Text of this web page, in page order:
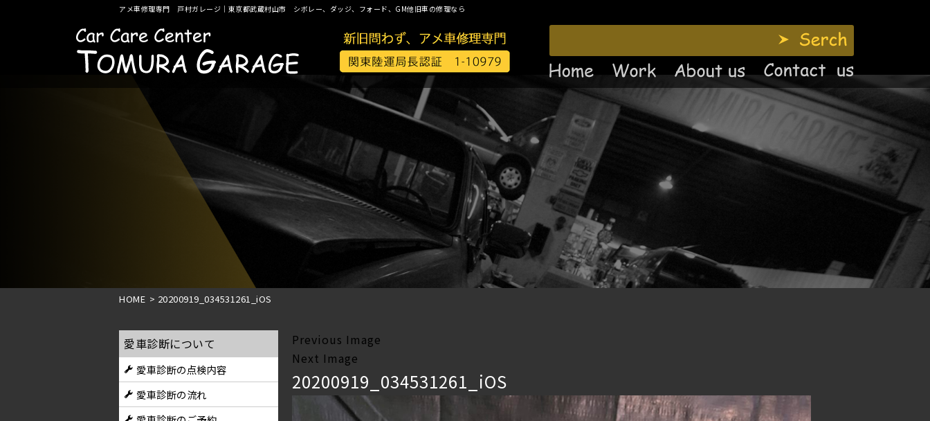
アメ車修理専門 戸村ガレージ｜東京都武蔵村山市 シボレー、ダッジ、フォード、GM他旧車の修理なら
HOME > 20200919_034531261_iOS
Previous Image
Next Image
20200919_034531261_iOS
愛車診断について
愛車診断の点検内容
愛車診断の流れ